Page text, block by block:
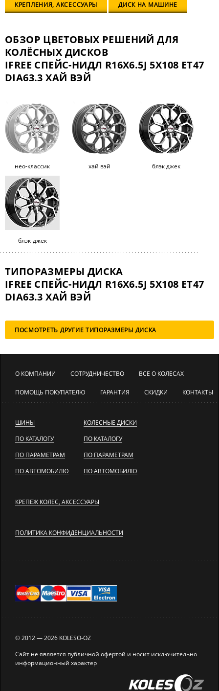
КРЕПЛЕНИЯ, АКСЕССУАРЫ ДИСК НА МАШИНЕ
ОБЗОР ЦВЕТОВЫХ РЕШЕНИЙ ДЛЯ
КОЛЁСНЫХ ДИСКОВ
IFREE СПЕЙС-НИДЛ R16X6.5J 5X108 ET47
DIA63.3 ХАЙ ВЭЙ
нео-классик хай вэй блэк джек
блэк-джек
ТИПОРАЗМЕРЫ ДИСКА
IFREE СПЕЙС-НИДЛ R16X6.5J 5X108 ET47
DIA63.3 ХАЙ ВЭЙ
ПОСМОТРЕТЬ ДРУГИЕ ТИПОРАЗМЕРЫ ДИСКА
О КОМПАНИИ СОТРУДНИЧЕСТВО ВСЕ О КОЛЕСАХ
ПОМОЩЬ ПОКУПАТЕЛЮ ГАРАНТИЯ СКИДКИ КОНТАКТЫ
ШИНЫ
ПО КАТАЛОГУ
ПО ПАРАМЕТРАМ
ПО АВТОМОБИЛЮ
КОЛЕСНЫЕ ДИСКИ
ПО КАТАЛОГУ
ПО ПАРАМЕТРАМ
ПО АВТОМОБИЛЮ
КРЕПЕЖ КОЛЕС, АКСЕССУАРЫ
ПОЛИТИКА КОНФИДЕНЦИАЛЬНОСТИ
© 2012 — 2026 KOLESO-OZ
Сайт не является публичной офертой и носит исключительно
информационный характер